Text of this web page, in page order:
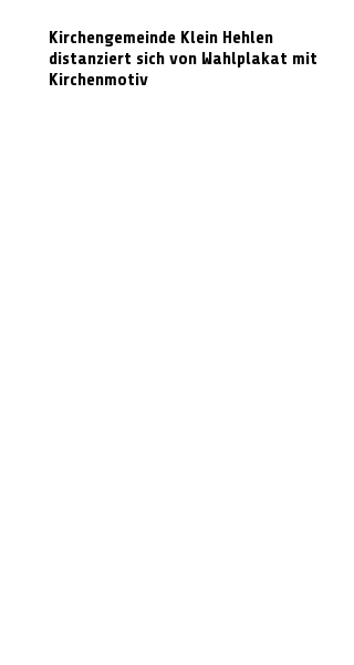
Kirchengemeinde Klein Hehlen
distanziert sich von Wahlplakat mit
Kirchenmotiv